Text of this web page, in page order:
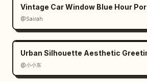
Vintage Car Window Blue Hour
@Sairah
Urban Silhouette Aesthetic
@小小东